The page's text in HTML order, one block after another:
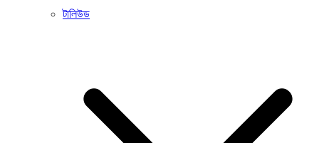
টালিউড